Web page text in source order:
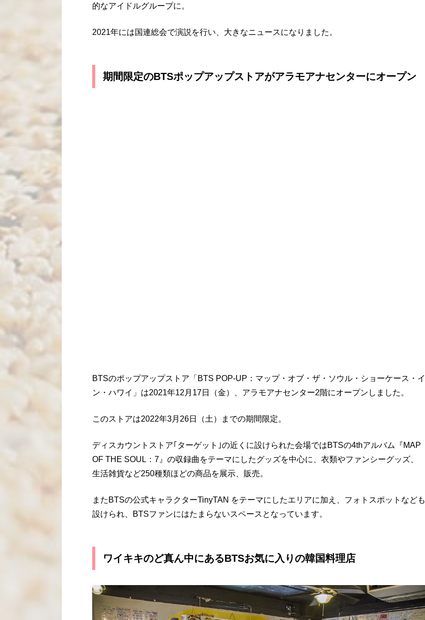
的なアイドルグループに。
2021年には国連総会で演説を行い、大きなニュースになりました。
期間限定のBTSポップアップストアがアラモアナセンターにオープン
BTSのポップアップストア「BTS POP-UP：マップ・オブ・ザ・ソウル・ショーケース・イ
ン・ハワイ」は2021年12月17日（金）、アラモアナセンター2階にオープンしました。
このストアは2022年3月26日（土）までの期間限定。
ディスカウントストア｢ターゲット｣の近くに設けられた会場ではBTSの4thアルバム『MAP
OF THE SOUL：7』の収録曲をテーマにしたグッズを中心に、衣類やファンシーグッズ、
生活雑貨など250種類ほどの商品を展示、販売。
またBTSの公式キャラクターTinyTAN をテーマにしたエリアに加え、フォトスポットなども
設けられ、BTSファンにはたまらないスペースとなっています。
ワイキキのど真ん中にあるBTSお気に入りの韓国料理店